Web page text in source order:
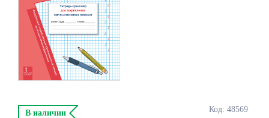
Код: 48569
В наличии